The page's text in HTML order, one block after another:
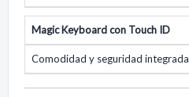
Magic Keyboard con Touch ID
Comodidad y seguridad integrada